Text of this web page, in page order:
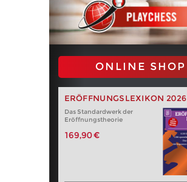
ONLINE SHOP
ERÖFFNUNGSLEXIKON 2026
Das Standardwerk der
Eröffnungstheorie
169,90 €